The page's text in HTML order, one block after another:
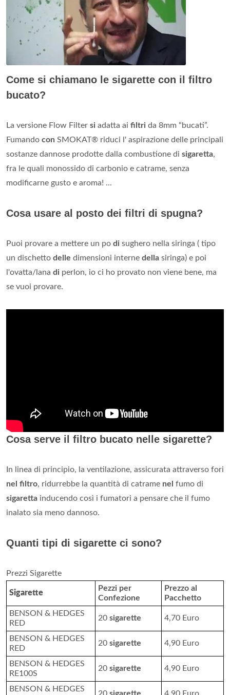
Come si chiamano le sigarette con il filtro
bucato?
La versione Flow Filter si adatta ai filtri da 8mm “bucati”.
Fumando con SMOKAT® riduci l' aspirazione delle principali
sostanze dannose prodotte dalla combustione di sigaretta,
fra le quali monossido di carbonio e catrame, senza
modificarne gusto e aroma! ...
Cosa usare al posto dei filtri di spugna?
Puoi provare a mettere un po di sughero nella siringa ( tipo
un dischetto delle dimensioni interne della siringa) e poi
l'ovatta/lana di perlon, io ci ho provato non viene bene, ma
se vuoi provare.
Cosa serve il filtro bucato nelle sigarette?
In linea di principio, la ventilazione, assicurata attraverso fori
nel filtro, ridurrebbe la quantità di catrame nel fumo di
sigaretta inducendo così i fumatori a pensare che il fumo
inalato sia meno dannoso.
Quanti tipi di sigarette ci sono?
Prezzi Sigarette
Sigarette
Pezzi per
Confezione
Prezzo al
Pacchetto
BENSON & HEDGES
RED
20 sigarette 4,70 Euro
BENSON & HEDGES
RED
20 sigarette 4,90 Euro
BENSON & HEDGES
RE100S
20 sigarette 4,90 Euro
BENSON & HEDGES